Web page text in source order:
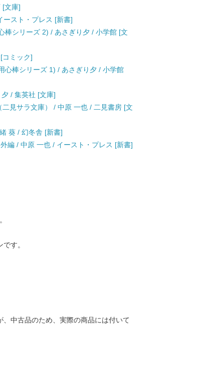
[文庫]
ースト・プレス [新書]
棒シリーズ 2) / あさぎり夕 / 小学館 [文
コミック]
心棒シリーズ 1) / あさぎり夕 / 小学館
/ 集英社 [文庫]
見サラ文庫） / 中原 一也 / 二見書房 [文
葵 / 幻冬舎 [新書]
編 / 中原 一也 / イースト・プレス [新書]
す。
中古品のため、実際の商品には付いて